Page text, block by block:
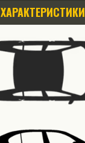
ХАРАКТЕРИСТИКИ